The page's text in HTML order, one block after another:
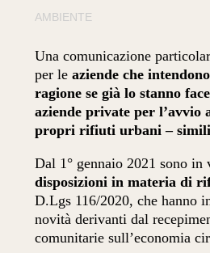
AMBIENTE
Una comunicazione
per leaziende che
ragione se già lo stanno
aziende private per l’avvio
propri rifiuti urbani –
Dal 1° gennaio 2021 sono
disposizioni in materia di
D.Lgs 116/2020, che hanno
novità derivanti dal
comunitarie sull’economia